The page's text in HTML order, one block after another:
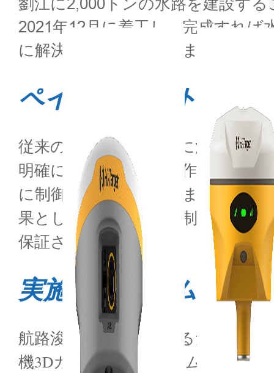
2021年12月に着工し、完成すれ
に解決することができます。
ペインポイント分析
従来の浚渫工事は、主に浚渫船な
明確に見えないため、作業員は岩
に制御することができません。そ
果として建設コストが制御不能な
保証されません。
実施プログラム
航路浚渫問題を解決するために、
機3Dガイダンスシステム（以下、